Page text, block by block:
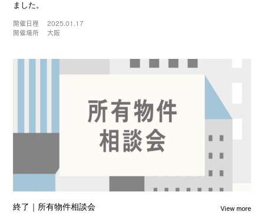
ました。
開催日程
2025.01.17
開催場所
大阪
終了｜所有物件相談会 View more